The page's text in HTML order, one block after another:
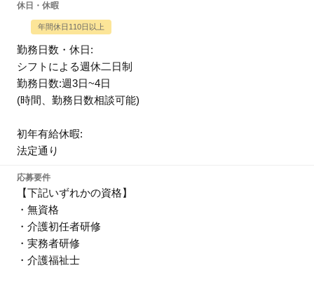
休日・休暇
年間休日110日以上
勤務日数・休日:
シフトによる週休二日制
勤務日数:週3日~4日
(時間、勤務日数相談可能)
初年有給休暇:
法定通り
応募要件
【下記いずれかの資格】
・無資格
・介護初任者研修
・実務者研修
・介護福祉士